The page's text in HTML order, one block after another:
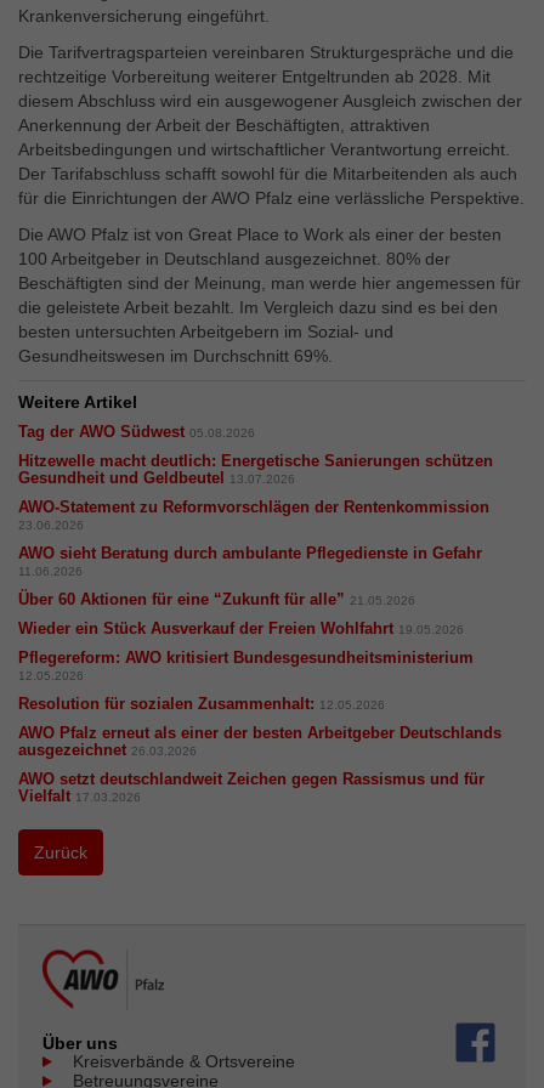
Krankenversicherung eingeführt.
Die Tarifvertragsparteien vereinbaren Strukturgespräche und die
rechtzeitige Vorbereitung weiterer Entgeltrunden ab 2028. Mit
diesem Abschluss wird ein ausgewogener Ausgleich zwischen der
Anerkennung der Arbeit der Beschäftigten, attraktiven
Arbeitsbedingungen und wirtschaftlicher Verantwortung erreicht.
Der Tarifabschluss schafft sowohl für die Mitarbeitenden als auch
für die Einrichtungen der AWO Pfalz eine verlässliche Perspektive.
Die AWO Pfalz ist von Great Place to Work als einer der besten
100 Arbeitgeber in Deutschland ausgezeichnet. 80% der
Beschäftigten sind der Meinung, man werde hier angemessen für
die geleistete Arbeit bezahlt. Im Vergleich dazu sind es bei den
besten untersuchten Arbeitgebern im Sozial- und
Gesundheitswesen im Durchschnitt 69%.
Weitere Artikel
Tag der AWO Südwest 05.08.2026
Hitzewelle macht deutlich: Energetische Sanierungen schützen
Gesundheit und Geldbeutel
13.07.2026
​​​​​​​AWO-Statement zu Reformvorschlägen der Rentenkommission
23.06.2026
AWO sieht Beratung durch ambulante Pflegedienste in Gefahr
11.06.2026
Über 60 Aktionen für eine “Zukunft für alle” 21.05.2026
Wieder ein Stück Ausverkauf der Freien Wohlfahrt 19.05.2026
Pflegereform: AWO kritisiert Bundesgesundheitsministerium
12.05.2026
Resolution für sozialen Zusammenhalt: 12.05.2026
AWO Pfalz erneut als einer der besten Arbeitgeber Deutschlands
ausgezeichnet 26.03.2026
AWO setzt deutschlandweit Zeichen gegen Rassismus und für
Vielfalt 17.03.2026
Zurück
Über uns
Kreisverbände & Ortsvereine
Betreuungsvereine
Externe Inhalte
Ihnen zusätzliche Informationen anzubieten.